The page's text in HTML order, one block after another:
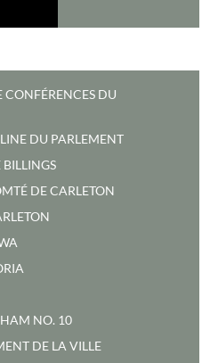
CONFÉRENCES DU
DU PARLEMENT
DE CARLETON
NO. 10
DE LA VILLE